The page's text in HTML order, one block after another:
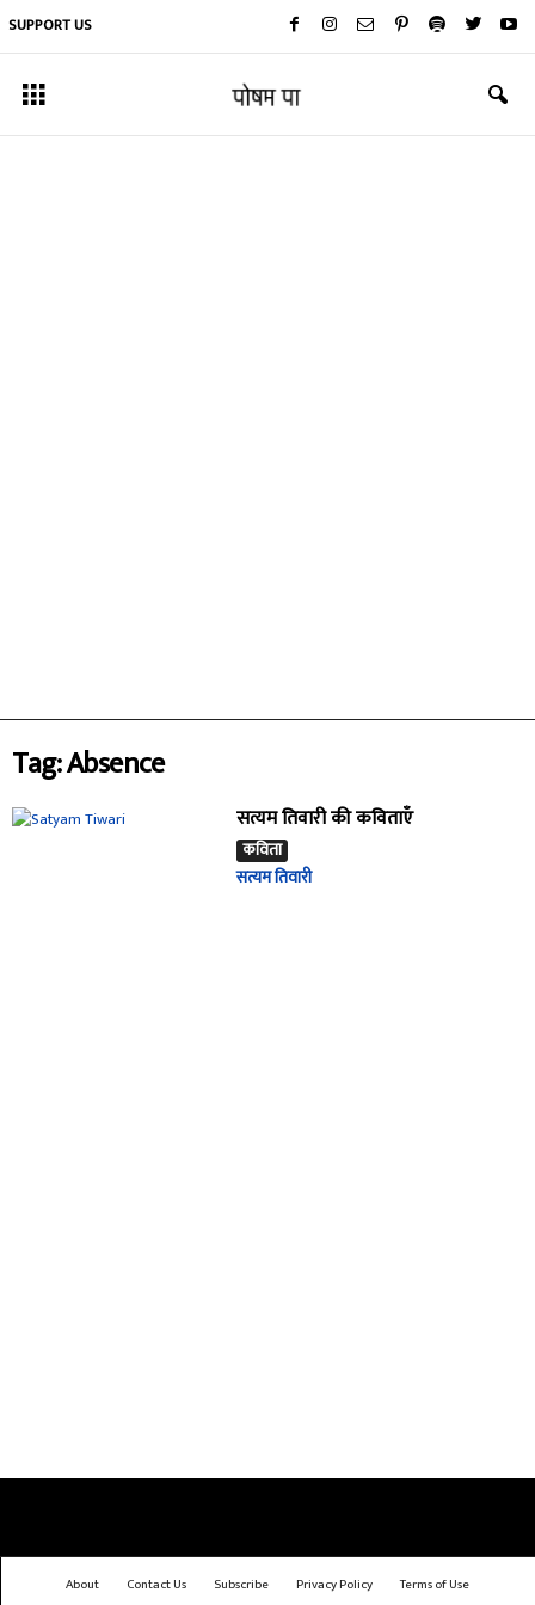
SUPPORT US
Tag: Absence
सत्यम तिवारी की कविताएँ
कविता
सत्यम तिवारी
About Contact Us Subscribe Privacy Policy
Terms of Use